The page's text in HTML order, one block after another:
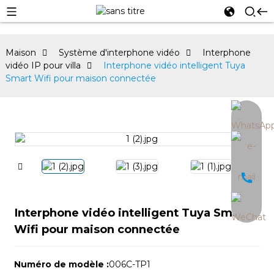
Maison Système d'interphone vidéo
Interphone
vidéo IP pour villa
Interphone vidéo intelligent Tuya
Smart Wifi pour maison connectée
Interphone vidéo intelligent Tuya Smart
Wifi pour maison connectée
Numéro de modèle :006C-TP1